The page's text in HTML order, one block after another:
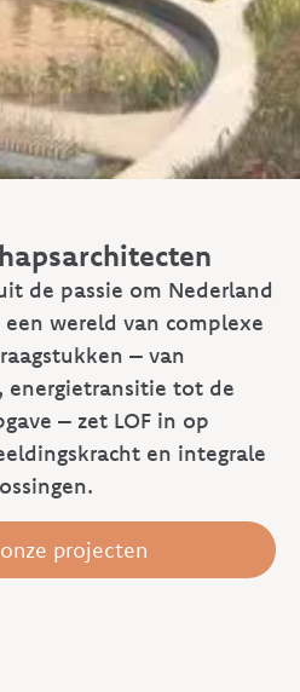
de passie om Nederland
wereld van complexe
– van
tot de
– zet LOF in op
en integrale
projecten